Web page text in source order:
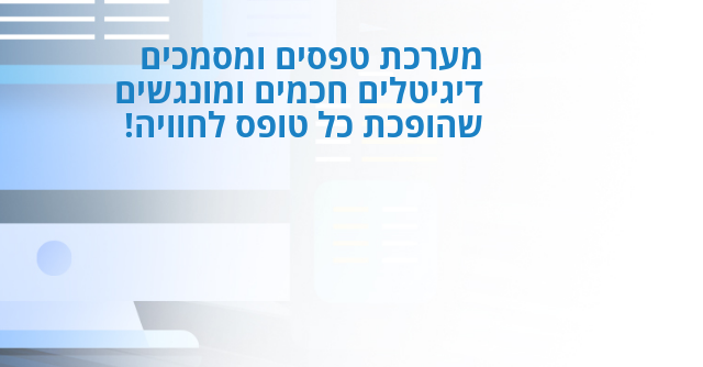
מערכת טפסים ומסמכים
דיגיטלים חכמים ומונגשים
שהופכת כל טופס לחוויה!